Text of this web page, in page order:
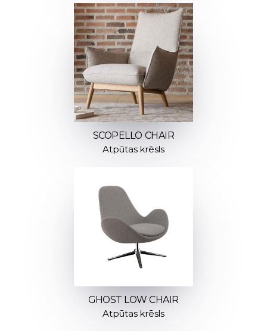
SCOPELLO CHAIR
Atpūtas krēsls
GHOST LOW CHAIR
Atpūtas krēsls